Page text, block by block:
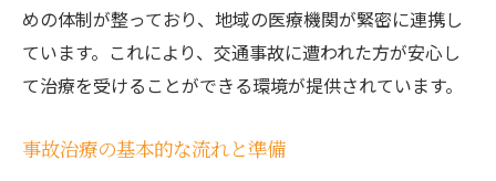
口コミや評判の活用法
専門医の見つけ方とその重要性
地域の医療ネットワークの活用
医療費の見積もりと保険の利用
めの体制が整っており、地域の医療機関が緊密に連携し
ています。これにより、交通事故に遭われた方が安心し
て治療を受けることができる環境が提供されています。
事故治療の基本的な流れと準備